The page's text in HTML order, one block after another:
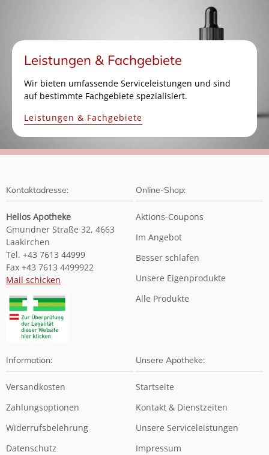
Leistungen & Fachgebiete
Wir bieten umfassende Serviceleistungen und sind
auf bestimmte Fachgebiete spezialisiert.
Leistungen & Fachgebiete
Kontaktadresse:
Helios Apotheke
Gmundner Straße 32, 4663
Laakirchen
Tel. +43 7613 44999
Fax +43 7613 4499922
Mail schicken
Online-Shop:
Aktions-Coupons
Im Angebot
Besser schlafen
Unsere Eigenprodukte
Alle Produkte
Information:
Versandkosten
Zahlungsoptionen
Widerrufsbelehrung
Datenschutz
Unsere Apotheke:
Startseite
Kontakt & Dienstzeiten
Unsere Serviceleistungen
Impressum